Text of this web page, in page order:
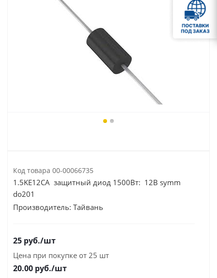
Код товара 00-00066735
1.5KE12CA защитный диод 1500Вт: 12В symm
do201
Производитель: Тайвань
25 руб./шт
Цена при покупке от 25 шт
20.00 руб./шт